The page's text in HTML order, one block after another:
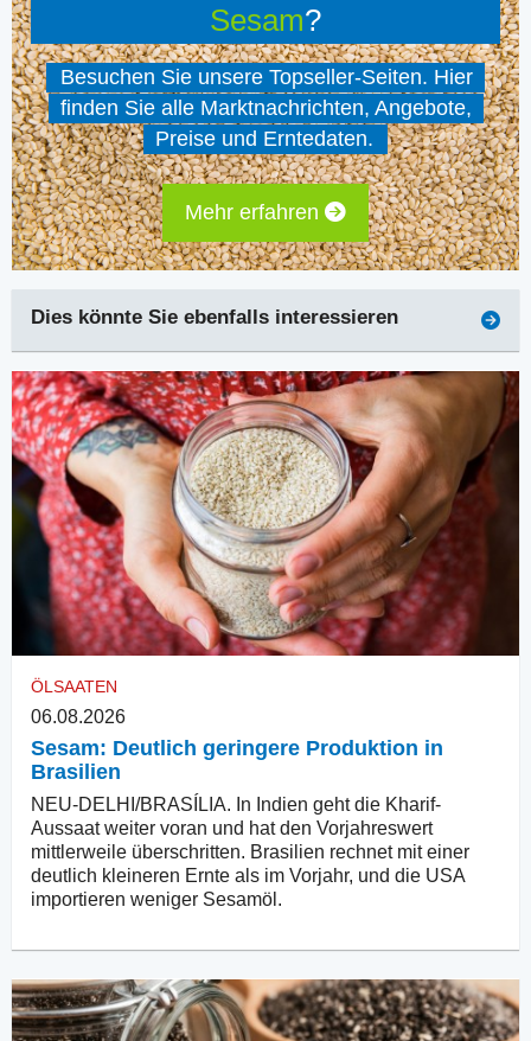
Sesam?
Besuchen Sie unsere Topseller-Seiten. Hier
finden Sie alle Marktnachrichten, Angebote,
Preise und Erntedaten.
Mehr erfahren
Dies könnte Sie ebenfalls interessieren
ÖLSAATEN
06.08.2026
Sesam: Deutlich geringere Produktion in
Brasilien
NEU-DELHI/BRASÍLIA. In Indien geht die Kharif-
Aussaat weiter voran und hat den Vorjahreswert
mittlerweile überschritten. Brasilien rechnet mit einer
deutlich kleineren Ernte als im Vorjahr, und die USA
importieren weniger Sesamöl.